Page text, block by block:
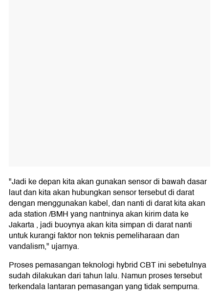
"Jadi ke depan kita akan gunakan sensor di bawah dasar
laut dan kita akan hubungkan sensor tersebut di darat
dengan menggunakan kabel, dan nanti di darat kita akan
ada station /BMH yang nantninya akan kirim data ke
Jakarta , jadi buoynya akan kita simpan di darat nanti
untuk kurangi faktor non teknis pemeliharaan dan
vandalism," ujarnya.
Proses pemasangan teknologi hybrid CBT ini sebetulnya
sudah dilakukan dari tahun lalu. Namun proses tersebut
terkendala lantaran pemasangan yang tidak sempurna.